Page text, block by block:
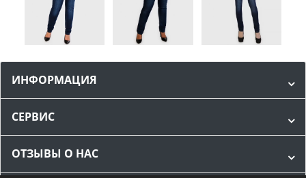
ИНФОРМАЦИЯ
СЕРВИС
ОТЗЫВЫ О НАС